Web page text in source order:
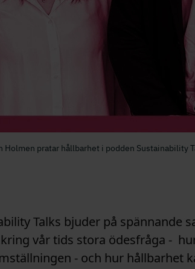
pratar hållbarhet i podden Sustainability
Talks bjuder på spännande
vår tids stora ödesfråga -
- och hur hållbarhet